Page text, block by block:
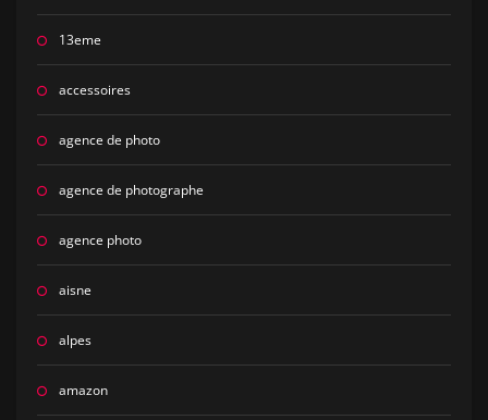
13eme
accessoires
agence de photo
agence de photographe
agence photo
aisne
alpes
amazon